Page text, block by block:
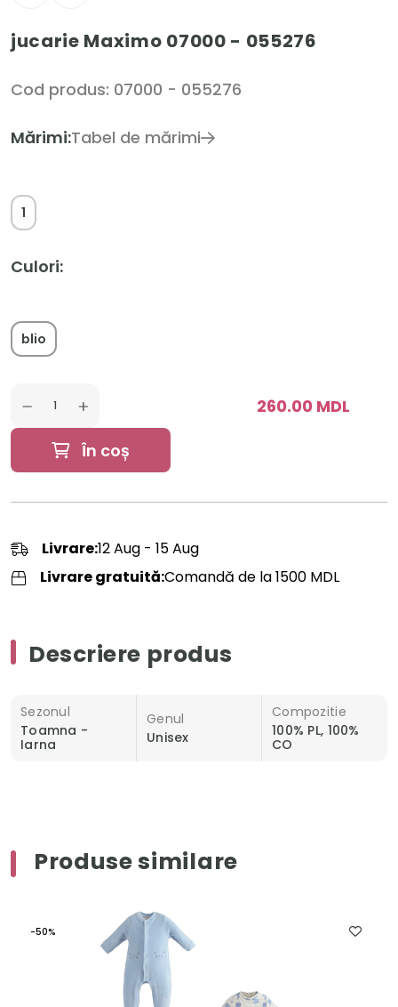
jucarie Maximo 07000 - 055276
Cod produs: 07000 - 055276
Mărimi:Tabel de mărimi
1
Culori:
blio
260.00 MDL
În coș
Livrare:12 Aug - 15 Aug
Livrare gratuită:Comandă de la 1500 MDL
Descriere produs
Sezonul
Toamna -
Iarna
Genul
Unisex
Compozitie
100% PL, 100%
CO
Produse similare
-50%